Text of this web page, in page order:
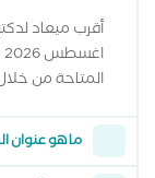
المتاحة من
ما هو عنوان